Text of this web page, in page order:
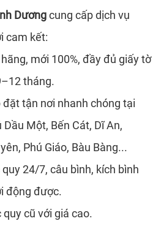
Dươngcung cấp dịch vụ
cam kết:
mới 100%, đầy đủ giấy tờ
tháng.
đặt tận nơi nhanh chóng tại
Một, Bến Cát, Dĩ An,
Phú Giáo, Bàu Bàng...
24/7, câu bình, kích bình
động được.
cũ với giá cao.